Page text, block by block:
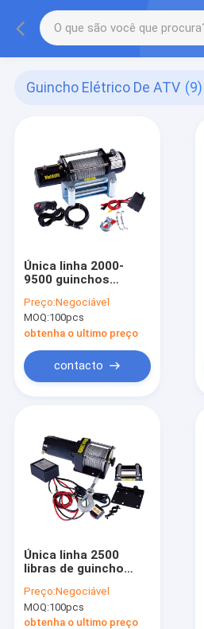
Guincho Elétrico De ATV (9)
Única linha 2000-
9500 guinchos
portáteis libras de
guincho de Atv para
Atv
Preço:Negociável
MOQ:100pcs
obtenha o ultimo preço
contacto
Única linha 2500
libras de guincho
guincho portátil do
cabo
Preço:Negociável
MOQ:100pcs
obtenha o ultimo preço